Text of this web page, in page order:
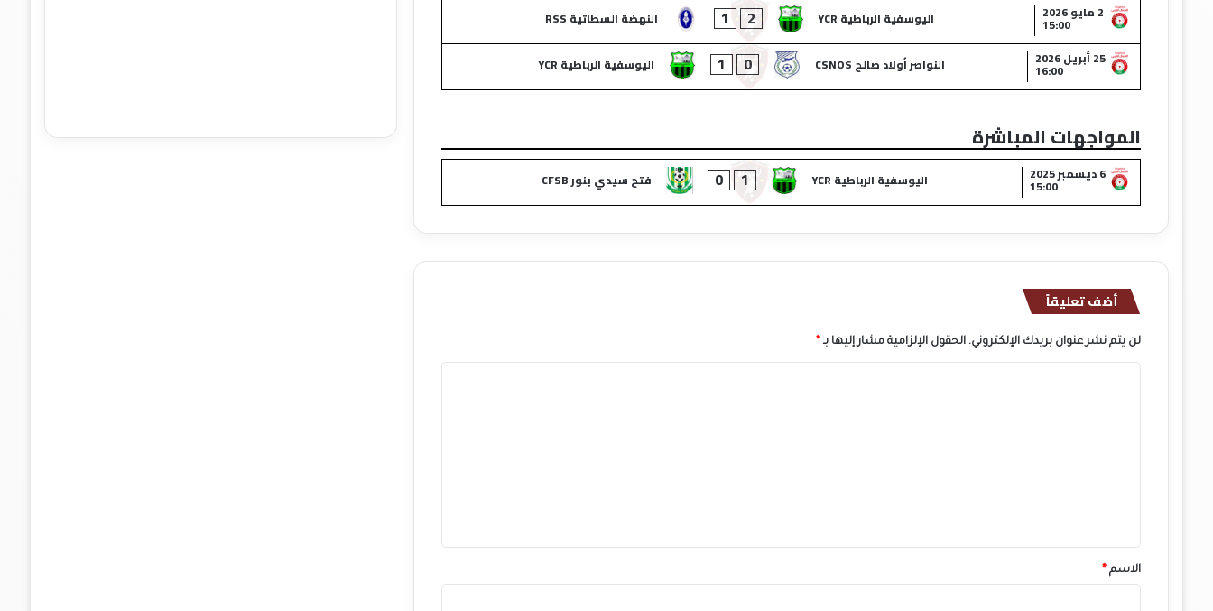
2 مايو 2026
15:00 اليوسفية الرباطية YCR 2
1
النهضة السطاتية RSS
25 أبريل 2026
16:00 النواصر أولاد صالح CSNOS 0
1 اليوسفية الرباطية YCR
المواجهات المباشرة
6 ديسمبر 2025
15:00 اليوسفية الرباطية YCR 1
0 فتح سيدي بنور CFSB
أضف تعليقاً
لن يتم نشر عنوان بريدك الإلكتروني. الحقول الإلزامية مشار إليها بـ *
*
الاسم *